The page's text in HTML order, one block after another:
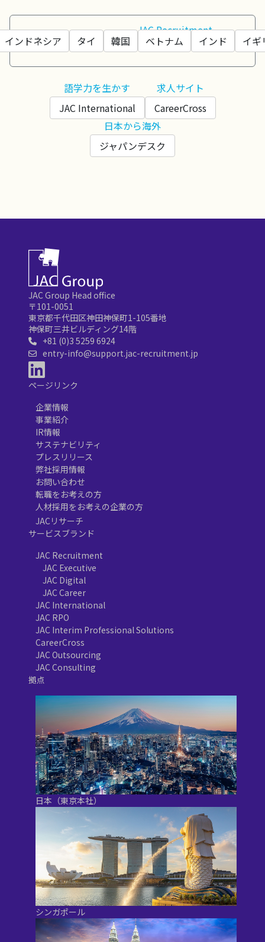
JAC Recruitment
インドネシア タイ 韓国 ベトナム インド イギ
語学力を生かす
JAC International
求人サイト
CareerCross
日本から海外
ジャパンデスク
JAC Group Head office
〒101-0051
東京都千代田区神田神保町1-105番地
神保町三井ビルディング14階
+81 (0)3 5259 6924
entry-info@support.jac-recruitment.jp
ページリンク
企業情報
事業紹介
IR情報
サステナビリティ
プレスリリース
弊社採用情報
お問い合わせ
転職をお考えの方
人材採用をお考えの企業の方
JACリサーチ
サービスブランド
JAC Recruitment
JAC Executive
JAC Digital
JAC Career
JAC International
JAC RPO
JAC Interim Professional Solutions
CareerCross
JAC Outsourcing
JAC Consulting
拠点
日本（東京本社）
シンガポール